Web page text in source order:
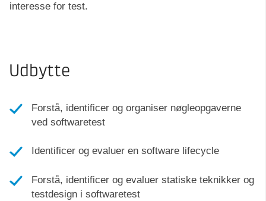
interesse for test.
Udbytte
Forstå, identificer og organiser nøgleopgaverne
ved softwaretest
Identificer og evaluer en software lifecycle
Forstå, identificer og evaluer statiske teknikker og
testdesign i softwaretest